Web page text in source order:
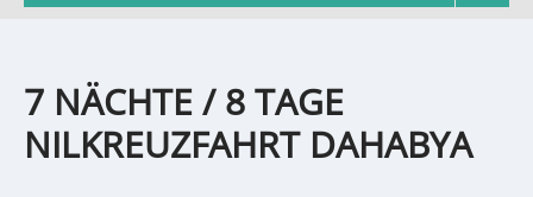
7 NÄCHTE / 8 TAGE
NILKREUZFAHRT DAHABYA